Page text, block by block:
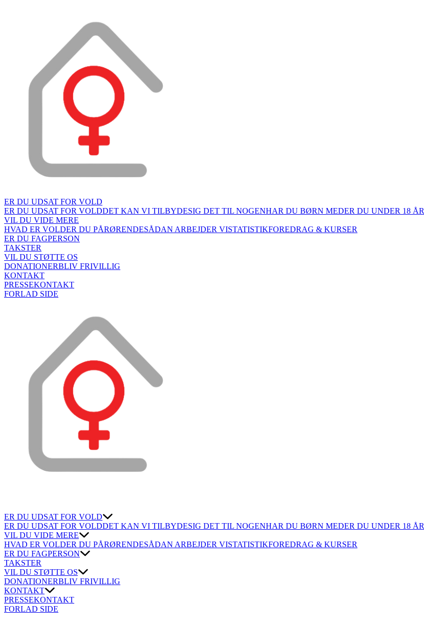
ER DU UDSAT FOR VOLD
ER DU UDSAT FOR VOLDDET KAN VI TILBYDESIG DET TIL NOGENHAR DU BØRN MEDER DU UNDER 18 ÅR
VIL DU VIDE MERE
HVAD ER VOLDER DU PÅRØRENDESÅDAN ARBEJDER VISTATISTIKFOREDRAG & KURSER
ER DU FAGPERSON
TAKSTER
VIL DU STØTTE OS
DONATIONERBLIV FRIVILLIG
KONTAKT
PRESSEKONTAKT
FORLAD SIDE
ER DU UDSAT FOR VOLD
ER DU UDSAT FOR VOLDDET KAN VI TILBYDESIG DET TIL NOGENHAR DU BØRN MEDER DU UNDER 18 ÅR
VIL DU VIDE MERE
HVAD ER VOLDER DU PÅRØRENDESÅDAN ARBEJDER VISTATISTIKFOREDRAG & KURSER
ER DU FAGPERSON
TAKSTER
VIL DU STØTTE OS
DONATIONERBLIV FRIVILLIG
KONTAKT
PRESSEKONTAKT
FORLAD SIDE